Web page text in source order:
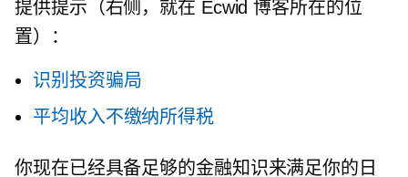
提供提示（右侧，就在 Ecwid 博客所在的位
置）：
识别投资骗局
平均收入不缴纳所得税
你现在已经具备足够的金融知识来满足你的日